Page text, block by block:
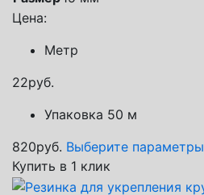
Цена:
Метр
22руб.
Упаковка 50 м
820руб. Выберите параметры
Купить в 1 клик